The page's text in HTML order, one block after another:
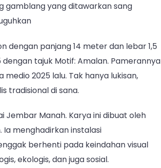
gamblang yang ditawarkan sang
dengan panjang 14 meter dan lebar 1,5
tajuk Motif: Amalan. Pamerannya
2025 lalu. Tak hanya lukisan,
tradisional di sana.
Jembar Manah. Karya ini dibuat oleh
Ia menghadirkan instalasi
berhenti pada keindahan visual
ekologis, dan juga sosial.